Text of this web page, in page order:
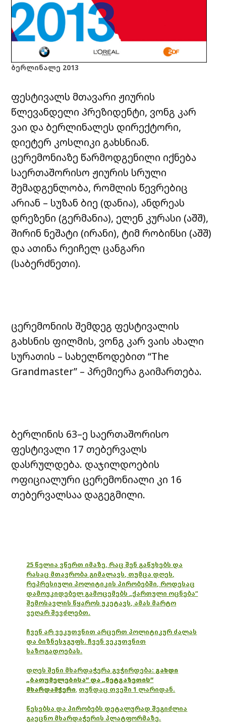
ბერლინალე 2013
ფესტივალს მთავარი ჟიურის
წლევანდელი პრეზიდენტი, ვონგ კარ
ვაი და ბერლინალეს დირექტორი,
დიეტერ კოსლიკი გახსნიან.
ცერემონიაზე წარმოდგენილი იქნება
საერთაშორისო ჟიურის სრული
შემადგენლობა, რომლის წევრებიც
არიან – სუზან ბიე (დანია), ანდრეას
დრეზენი (გერმანია), ელენ კურასი (აშშ),
შირინ ნეშატი (ირანი), ტიმ რობინსი (აშშ)
და ათინა რეიჩელ ცანგარი
(საბერძნეთი).
ცერემონიის შემდეგ ფესტივალის
გახსნის ფილმის, ვონგ კარ ვაის ახალი
სურათის – სახელწოდებით “The
Grandmaster” – პრემიერა გაიმართება.
ბერლინის 63–ე საერთაშორისო
ფესტივალი 17 თებერვალს
დასრულდება. დაჯილდოების
ოფიციალური ცერემონიალი კი 16
თებერვალსაა დაგეგმილი.
25 წელია ვწერთ იმაზე, რაც შენ გაწუხებს და
რასაც მთავრობა გიმალავს, თუმცა დღეს,
რეპრესიული პოლიტიკის პირობებში, როდესაც
დამოუკიდებელ გამოცემებს „ქართული ოცნება“
შემოსავლის წყაროს უკეტავს, ამას მარტო
ვეღარ შევძლებთ.
ჩვენ არ ვეკუთვნით არცერთ პოლიტიკურ ძალას
და ბიზნესჯგუფს. ჩვენ ვეკუთვნით
საზოგადოებას.
დღეს შენი მხარდაჭერა გვჭირდება: გახდი
„ბათუმელებისა“ და „ნეტგაზეთის“
მხარდამჭერი, თუნდაც თვეში 1 ლარიდან.
წესებსა და პირობებს დეტალურად შეგიძლია
გაეცნო მხარდაჭერის პლატფორმაზე.